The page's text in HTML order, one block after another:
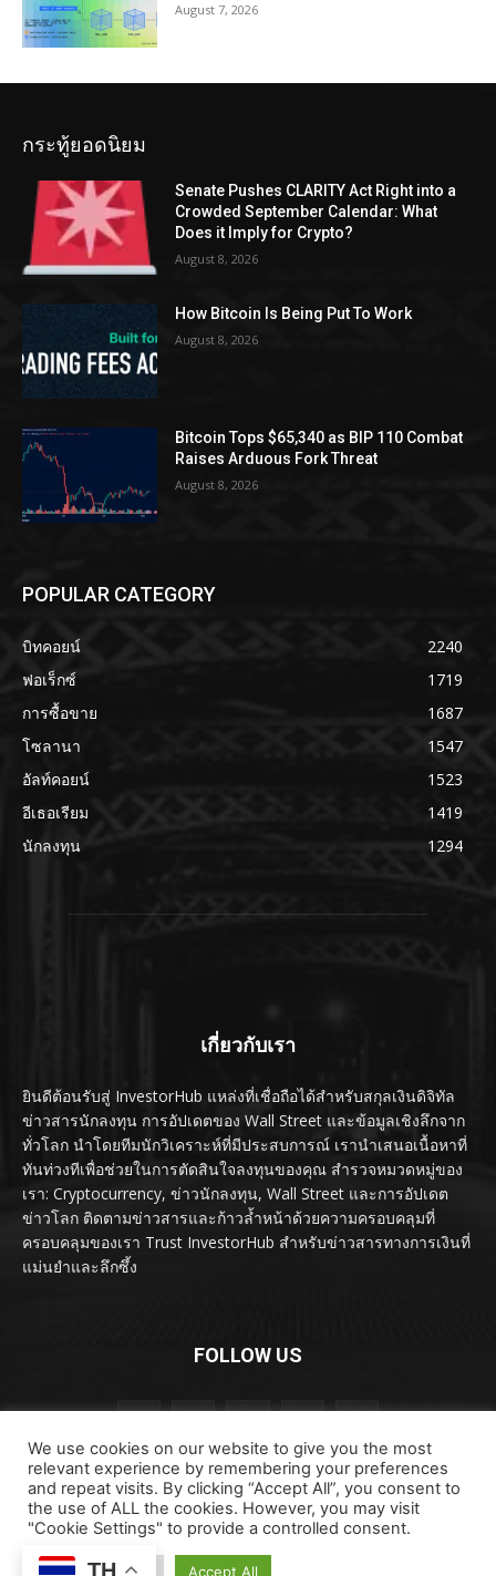
August 7, 2026
กระทู้ยอดนิยม
Senate Pushes CLARITY Act Right into a
Crowded September Calendar: What
Does it Imply for Crypto?
August 8, 2026
How Bitcoin Is Being Put To Work
August 8, 2026
Bitcoin Tops $65,340 as BIP 110 Combat
Raises Arduous Fork Threat
August 8, 2026
POPULAR CATEGORY
บิทคอยน์
2240
ฟอเร็กซ์
1719
การซื้อขาย
1687
โซลานา
1547
อัลท์คอยน์
1523
อีเธอเรียม
1419
นักลงทุน
1294
เกี่ยวกับเรา
ยินดีต้อนรับสู่ InvestorHub แหล่งที่เชื่อถือได้สำหรับสกุลเงินดิจิทัล
ข่าวสารนักลงทุน การอัปเดตของ Wall Street และข้อมูลเชิงลึกจาก
ทั่วโลก นำโดยทีมนักวิเคราะห์ที่มีประสบการณ์ เรานำเสนอเนื้อหาที่
ทันท่วงทีเพื่อช่วยในการตัดสินใจลงทุนของคุณ สำรวจหมวดหมู่ของ
เรา: Cryptocurrency, ข่าวนักลงทุน, Wall Street และการอัปเดต
ข่าวโลก ติดตามข่าวสารและก้าวล้ำหน้าด้วยความครอบคลุมที่
ครอบคลุมของเรา Trust InvestorHub สำหรับข่าวสารทางการเงินที่
แม่นยำและลึกซึ้ง
FOLLOW US
ลิขสิทธิ์ © ลิขสิทธิ์ 2024 investorhub.click สงวนลิขสิทธิ์
ข้อตกลงและเงื่อนไข ข้อสงวนสิทธิ์
We use cookies on our website to give you the most
relevant experience by remembering your preferences
and repeat visits. By clicking “Accept All”, you consent to
the use of ALL the cookies. However, you may visit
"Cookie Settings" to provide a controlled consent.
Cookie Settings Accept All
TH